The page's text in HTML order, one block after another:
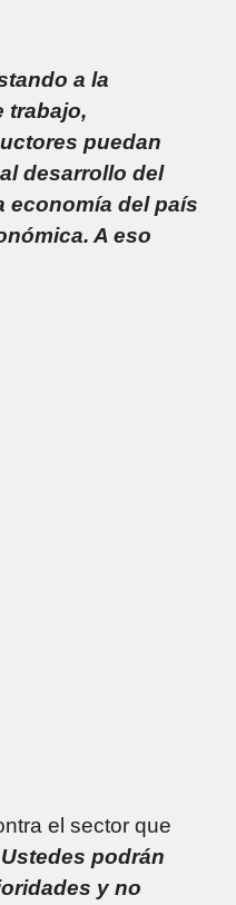
a la
trabajo,
puedan
desarrollo del
economía del país
A eso
el sector que
podrán
y no